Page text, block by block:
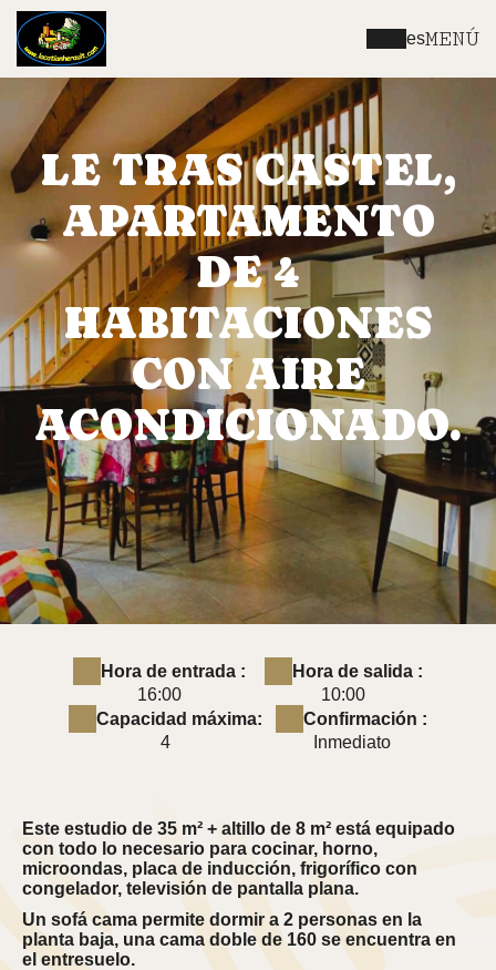
esMENÚ
LE TRAS CASTEL,
APARTAMENTO
DE 4
HABITACIONES
CON AIRE
ACONDICIONADO.
Hora de entrada :
16:00
Hora de salida :
10:00
Capacidad máxima:
4
Confirmación :
Inmediato
Este estudio de 35 m² + altillo de 8 m² está equipado
con todo lo necesario para cocinar, horno,
microondas, placa de inducción, frigorífico con
congelador, televisión de pantalla plana.
Un sofá cama permite dormir a 2 personas en la
planta baja, una cama doble de 160 se encuentra en
el entresuelo.